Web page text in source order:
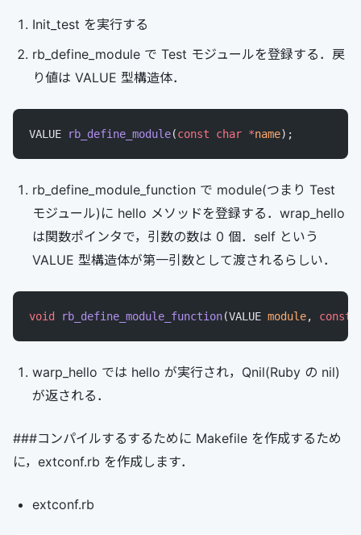
Init_test を実行する
rb_define_module で Test モジュールを登録する．戻
り値は VALUE 型構造体．
VALUE rb_define_module(const char *name);
rb_define_module_function で module(つまり Test
モジュール)に hello メソッドを登録する．wrap_hello
は関数ポインタで，引数の数は 0 個．self という
VALUE 型構造体が第一引数として渡されるらしい．
void rb_define_module_function(VALUE module, const
warp_hello では hello が実行され，Qnil(Ruby の nil)
が返される．
###コンパイルするするために Makefile を作成するため
に，extconf.rb を作成します．
extconf.rb